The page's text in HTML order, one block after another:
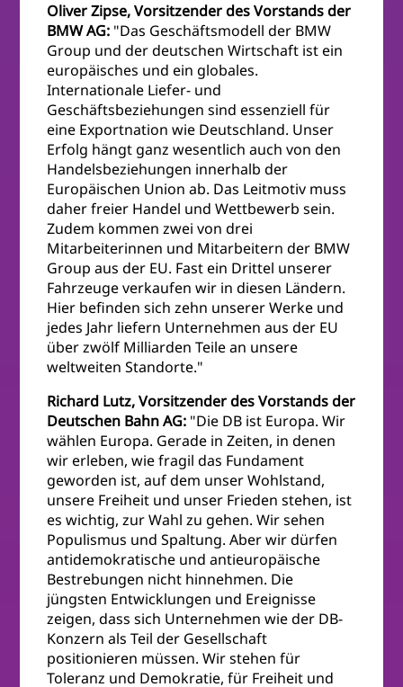
Oliver Zipse, Vorsitzender des Vorstands der
BMW AG: "Das Geschäftsmodell der BMW
Group und der deutschen Wirtschaft ist ein
europäisches und ein globales.
Internationale Liefer- und
Geschäftsbeziehungen sind essenziell für
eine Exportnation wie Deutschland. Unser
Erfolg hängt ganz wesentlich auch von den
Handelsbeziehungen innerhalb der
Europäischen Union ab. Das Leitmotiv muss
daher freier Handel und Wettbewerb sein.
Zudem kommen zwei von drei
Mitarbeiterinnen und Mitarbeitern der BMW
Group aus der EU. Fast ein Drittel unserer
Fahrzeuge verkaufen wir in diesen Ländern.
Hier befinden sich zehn unserer Werke und
jedes Jahr liefern Unternehmen aus der EU
über zwölf Milliarden Teile an unsere
weltweiten Standorte."
Richard Lutz, Vorsitzender des Vorstands der
Deutschen Bahn AG: "Die DB ist Europa. Wir
wählen Europa. Gerade in Zeiten, in denen
wir erleben, wie fragil das Fundament
geworden ist, auf dem unser Wohlstand,
unsere Freiheit und unser Frieden stehen, ist
es wichtig, zur Wahl zu gehen. Wir sehen
Populismus und Spaltung. Aber wir dürfen
antidemokratische und antieuropäische
Bestrebungen nicht hinnehmen. Die
jüngsten Entwicklungen und Ereignisse
zeigen, dass sich Unternehmen wie der DB-
Konzern als Teil der Gesellschaft
positionieren müssen. Wir stehen für
Toleranz und Demokratie, für Freiheit und